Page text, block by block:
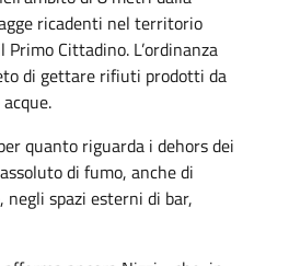
ricadenti nel territorio
Cittadino. L’ordinanza
di gettare rifiuti prodotti da
quanto riguarda i dehors dei
di fumo, anche di
spazi esterni di bar,